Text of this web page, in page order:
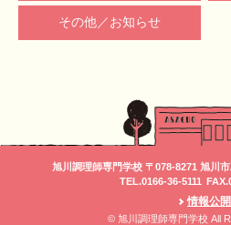
その他／お知らせ
旭川調理師専門学校 〒078-8271 旭川
TEL.0166-36-5111
情報公開
© 旭川調理師専門学校 All